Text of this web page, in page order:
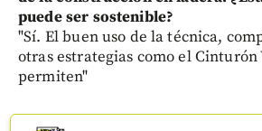
puede ser sostenible?
"Sí. El buen uso de la técnica,
otras estrategias como el Cinturón
permiten"